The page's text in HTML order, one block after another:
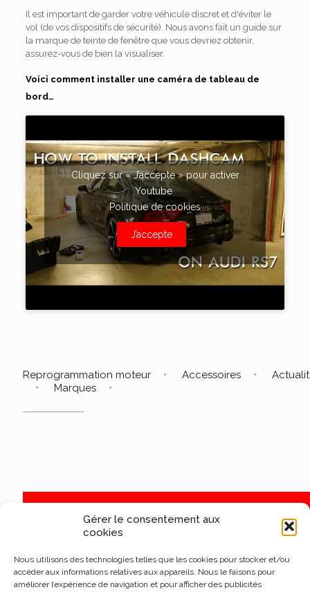
Gérer le consentement aux
cookies
Nous utilisons des technologies telles que les cookies pour stocker et/ou
accéder aux informations relatives aux appareils. Nous le faisons pour
améliorer l’expérience de navigation et pour afficher des publicités
Il est important de garder votre véhicule discret et d'éviter le
vol (de vos dispositifs de sécurité). Nous avons fait un guide sur
la marque de teinte de fenêtre que vous devriez obtenir,
assurez-vous de bien la visualiser.
Voici comment installer une caméra de tableau de
bord…
Cliquez sur « J’accepte » pour activer
Youtube
Politique de cookies
J’accepte
Reprogrammation moteur Accessoires
Marques